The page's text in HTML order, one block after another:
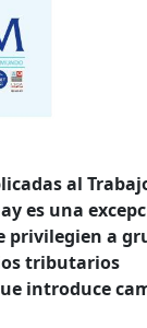
al
es una
privilegien a
tributarios
introduce